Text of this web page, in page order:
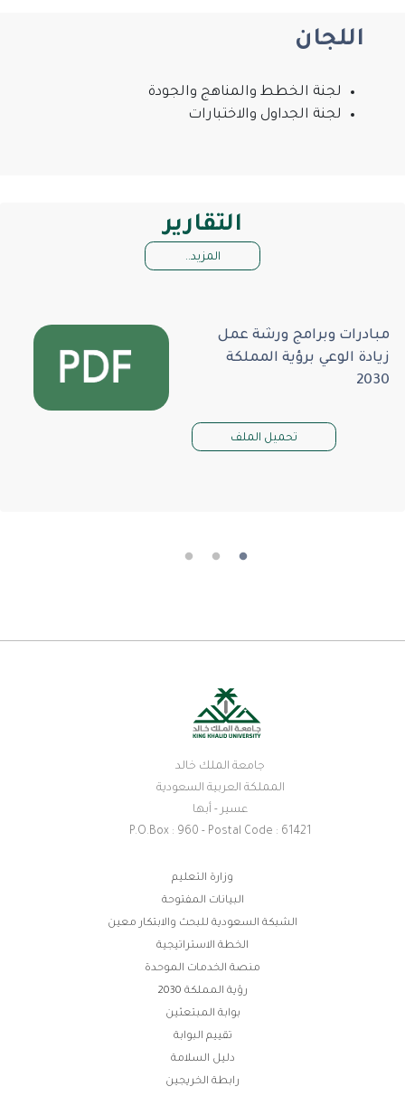
اللجان
لجنة الخطط والمناهج والجودة
لجنة الجداول والاختبارات
التقارير
المزيد..
مبادرات وبرامج ورشة عمل
زيادة الوعي برؤية المملكة
2030
تحميل الملف
جامعة الملك خالد
المملكة العربية السعودية
عسير - أبها
P.O.Box : 960 - Postal Code : 61421
وزارة التعليم
البيانات المفتوحة
الشبكة السعودية للبحث والابتكار معين
الخطة الاستراتيجية
منصة الخدمات الموحدة
رؤية المملكة 2030
بوابة المبتعثين
تقييم البوابة
دليل السلامة
رابطة الخريجين